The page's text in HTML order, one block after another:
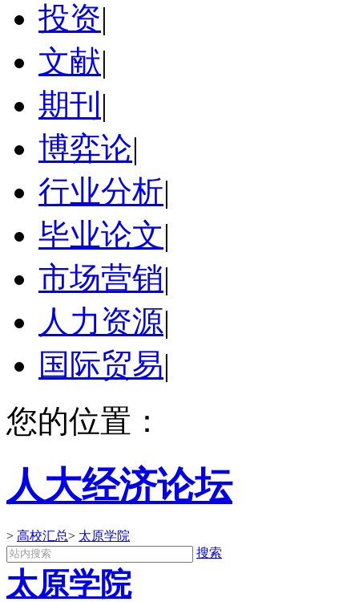
投资|
文献|
期刊 |
博弈论|
行业分析|
毕业论文|
市场营销|
人力资源|
国际贸易|
您的位置：
人大经济论坛
> 高校汇总> 太原学院
搜索
太原学院